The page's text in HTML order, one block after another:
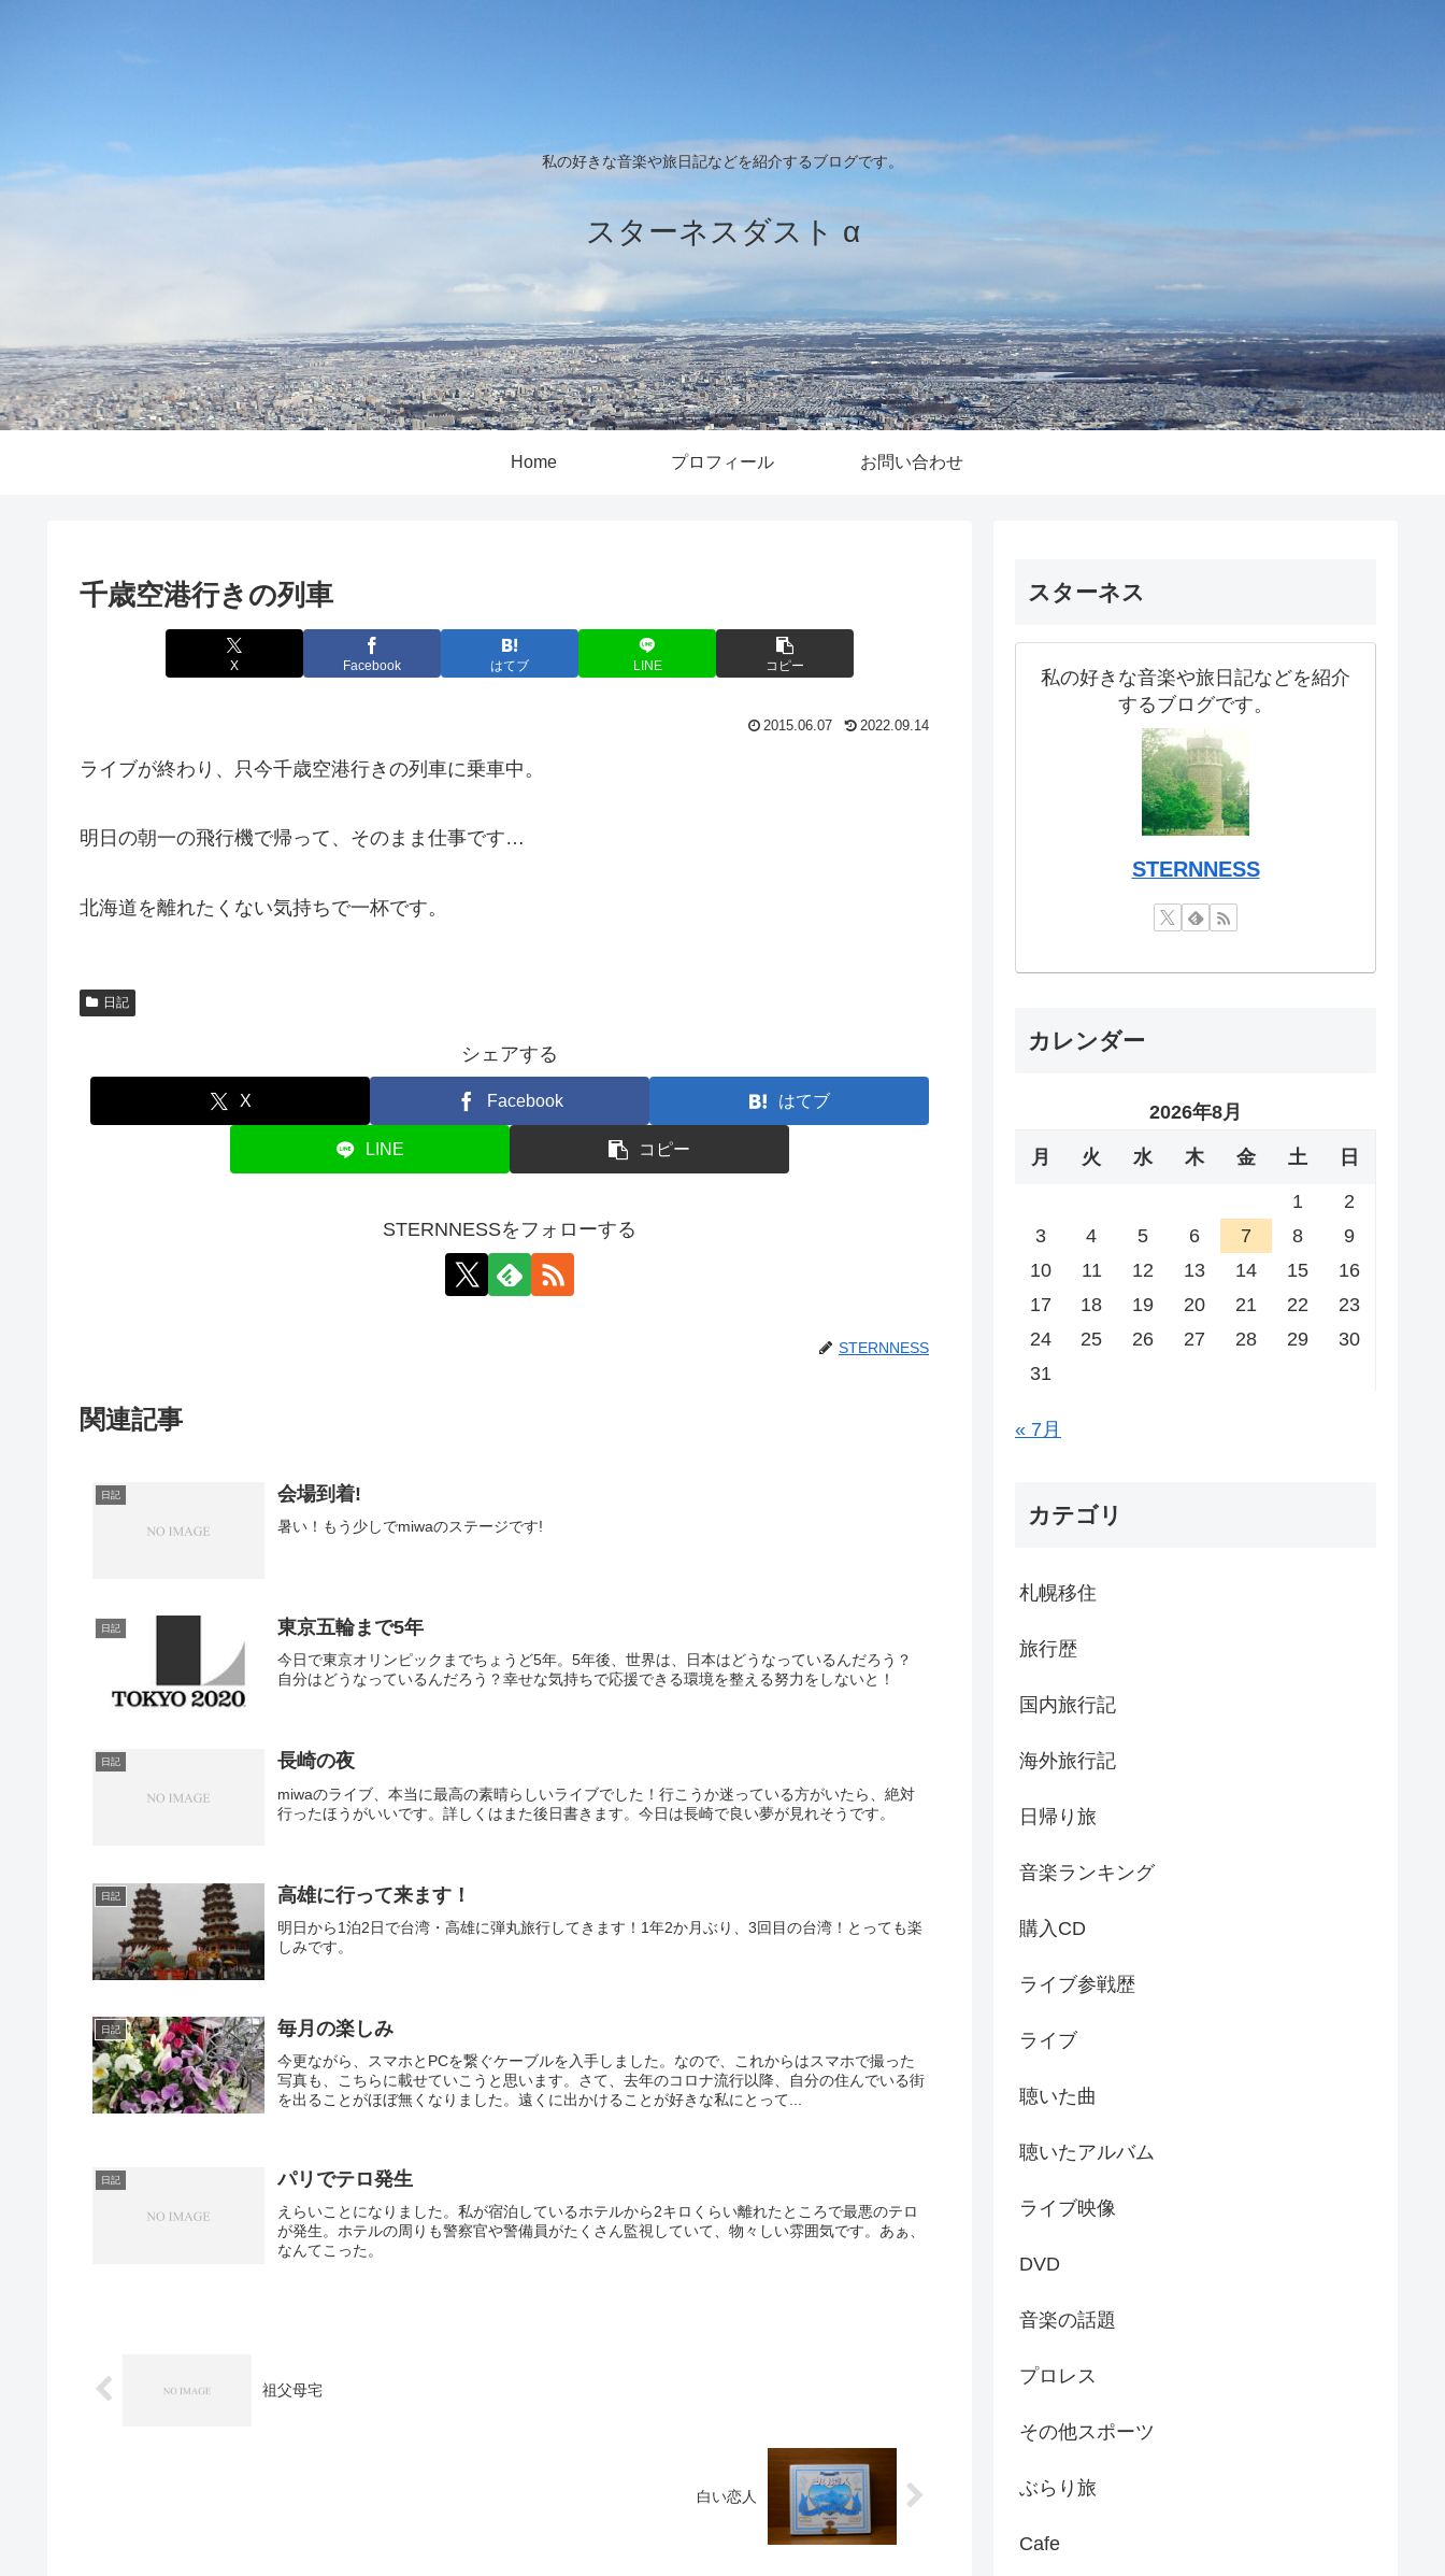
私の好きな音楽や旅日記などを紹介するブログです。
スターネスダスト α
Home プロフィール お問い合わせ
千歳空港行きの列車
X Facebook はてブ LINE コピー
2015.06.07 2022.09.14
ライブが終わり、只今千歳空港行きの列車に乗車中。
明日の朝一の飛行機で帰って、そのまま仕事です…
北海道を離れたくない気持ちで一杯です。
日記
シェアする
X Facebook はてブ
LINE コピー
STERNNESSをフォローする
STERNNESS
関連記事
日記 会場到着!
暑い！もう少しでmiwaのステージです!
日記 東京五輪まで5年
今日で東京オリンピックまでちょうど5年。5年後、世界は、日本はどうなっているんだろう？
自分はどうなっているんだろう？幸せな気持ちで応援できる環境を整える努力をしないと！
日記 長崎の夜
miwaのライブ、本当に最高の素晴らしいライブでした！行こうか迷っている方がいたら、絶対
行ったほうがいいです。詳しくはまた後日書きます。今日は長崎で良い夢が見れそうです。
日記 高雄に行って来ます！
明日から1泊2日で台湾・高雄に弾丸旅行してきます！1年2か月ぶり、3回目の台湾！とっても楽
しみです。
日記 毎月の楽しみ
今更ながら、スマホとPCを繋ぐケーブルを入手しました。なので、これからはスマホで撮った
写真も、こちらに載せていこうと思います。さて、去年のコロナ流行以降、自分の住んでいる街
を出ることがほぼ無くなりました。遠くに出かけることが好きな私にとって...
日記 パリでテロ発生
えらいことになりました。私が宿泊しているホテルから2キロくらい離れたところで最悪のテロ
が発生。ホテルの周りも警察官や警備員がたくさん監視していて、物々しい雰囲気です。あぁ、
なんてこった。
祖父母宅
白い恋人
スターネス
私の好きな音楽や旅日記などを紹介
するブログです。
STERNNESS
カレンダー
2026年8月
月 火 水 木 金 土 日
1
2
3
4 5 6 7 8
9
10
11 12 13 14 15
16
17
18 19 20 21 22
23
24
25 26 27 28 29
30
31
« 7月
カテゴリ
札幌移住
旅行歴
国内旅行記
海外旅行記
日帰り旅
音楽ランキング
購入CD
ライブ参戦歴
ライブ
聴いた曲
聴いたアルバム
ライブ映像
DVD
音楽の話題
プロレス
その他スポーツ
ぶらり旅
Cafe